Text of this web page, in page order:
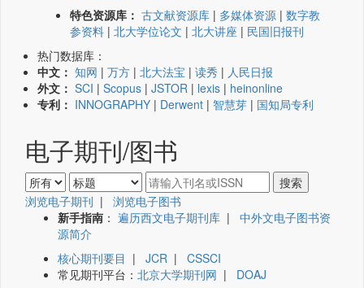
特色资源库： 古文献资源库 | 多媒体资源 | 数字教
参资料 | 北大学位论文 | 北大讲座 | 民国旧报刊
热门数据库：
中文： 知网 | 万方 | 北大法宝 | 读秀 | 人民日报
外文： SCI | Scopus | JSTOR | lexis | heinonline
专利： INNOGRAPHY | Derwent | 智慧芽 | 国知局专利
电子期刊/图书
浏览电子期刊 | 浏览电子图书
新手指南 ： 遍历西文电子期刊库 | 中外文电子图书资
源简介
核心期刊要目 | JCR | CSSCI
常见期刊平台： 北京大学期刊网 | DOAJ